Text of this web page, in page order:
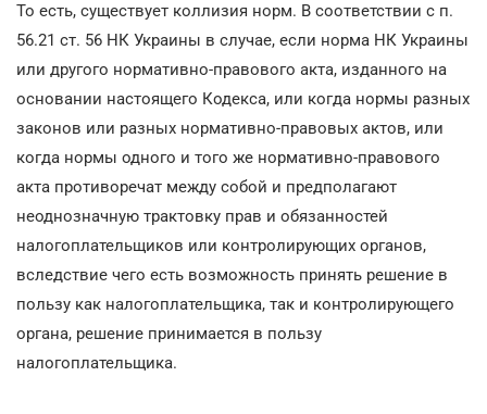
То есть, существует коллизия норм. В соответствии с п.
56.21 ст. 56 НК Украины в случае, если норма НК Украины
или другого нормативно-правового акта, изданного на
основании настоящего Кодекса, или когда нормы разных
законов или разных нормативно-правовых актов, или
когда нормы одного и того же нормативно-правового
акта противоречат между собой и предполагают
неоднозначную трактовку прав и обязанностей
налогоплательщиков или контролирующих органов,
вследствие чего есть возможность принять решение в
пользу как налогоплательщика, так и контролирующего
органа, решение принимается в пользу
налогоплательщика.